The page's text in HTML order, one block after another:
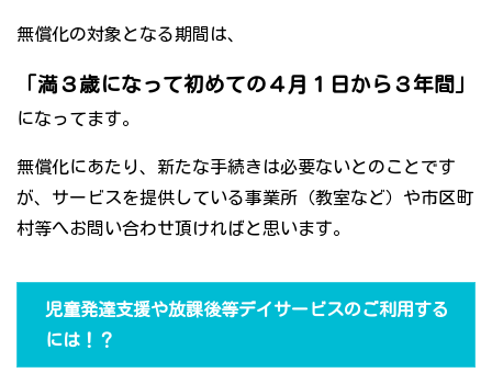
無償化の対象となる期間は、
「満３歳になって初めての４月１日から３年間」
になってます。
無償化にあたり、新たな手続きは必要ないとのことです
が、サービスを提供している事業所（教室など）や市区町
村等へお問い合わせ頂ければと思います。
児童発達支援や放課後等デイサービスのご利用する
には！？